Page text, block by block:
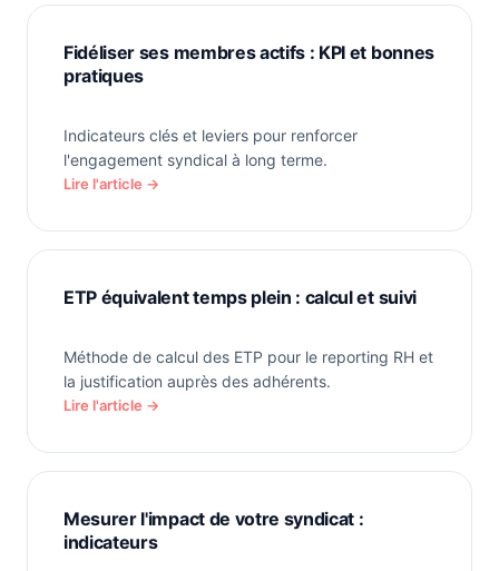
Fidéliser ses membres actifs : KPI et bonnes
pratiques
Indicateurs clés et leviers pour renforcer
l'engagement syndical à long terme.
Lire l'article →
ETP équivalent temps plein : calcul et suivi
Méthode de calcul des ETP pour le reporting RH et
la justification auprès des adhérents.
Lire l'article →
Mesurer l'impact de votre syndicat :
indicateurs